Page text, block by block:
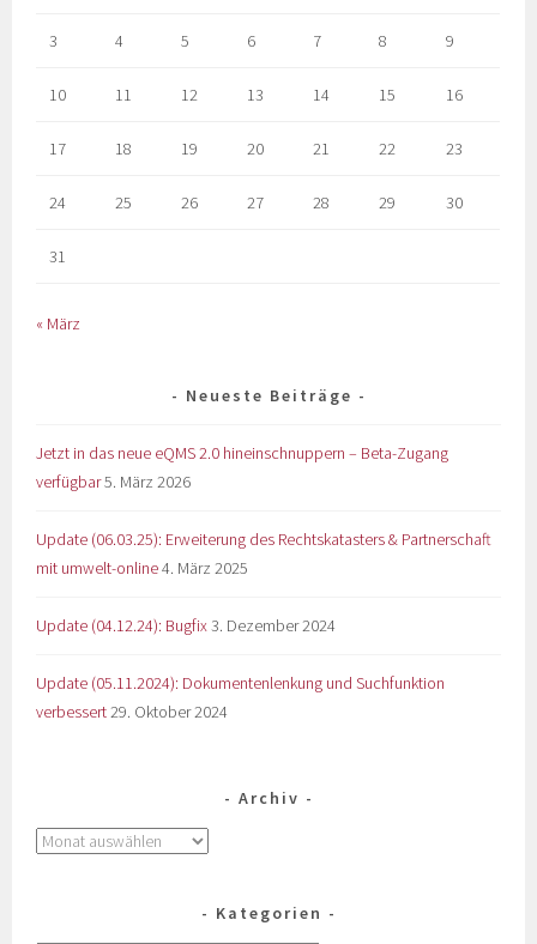
3 4 5 6 7 8 9
10 11 12 13 14 15 16
17 18 19 20 21 22 23
24 25 26 27 28 29 30
31
« März
Neueste Beiträge
Jetzt in das neue eQMS 2.0 hineinschnuppern – Beta-Zugang
verfügbar5. März 2026
Update (06.03.25): Erweiterung des Rechtskatasters & Partnerschaft
mit umwelt-online4. März 2025
Update (04.12.24): Bugfix3. Dezember 2024
Update (05.11.2024): Dokumentenlenkung und Suchfunktion
verbessert29. Oktober 2024
Archiv
Kategorien